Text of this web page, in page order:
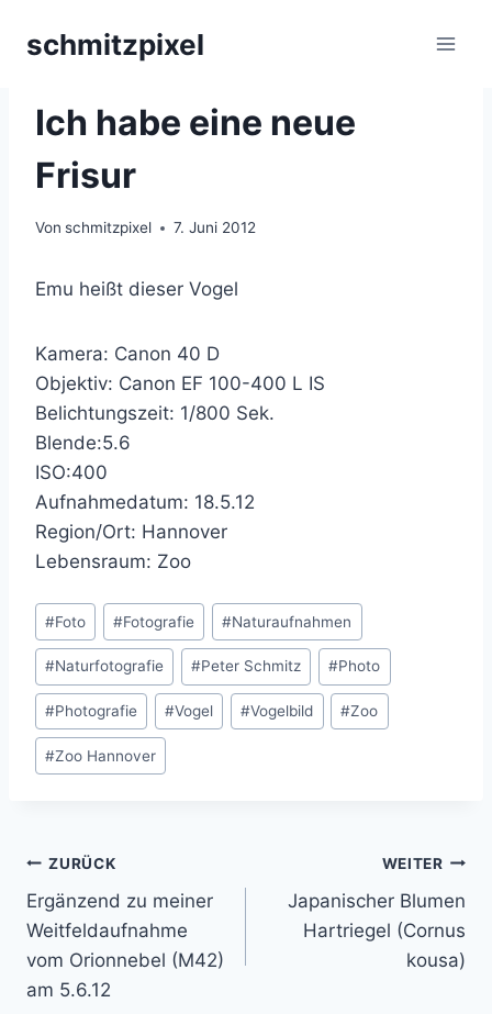
Inhaltschmitzpixel
Ich habe eine neue
Frisur
Von schmitzpixel 7. Juni 2012
Emu heißt dieser Vogel
Kamera: Canon 40 D
Objektiv: Canon EF 100-400 L IS
Belichtungszeit: 1/800 Sek.
Blende:5.6
ISO:400
Aufnahmedatum: 18.5.12
Region/Ort: Hannover
Lebensraum: Zoo
Schlagworte:
#Foto #Fotografie #Naturaufnahmen
#Naturfotografie #Peter Schmitz #Photo
#Photografie #Vogel #Vogelbild #Zoo
#Zoo Hannover
Beitragsnavigation
ZURÜCK
Ergänzend zu meiner
Weitfeldaufnahme
vom Orionnebel (M42)
am 5.6.12
WEITER
Japanischer Blumen
Hartriegel (Cornus
kousa)